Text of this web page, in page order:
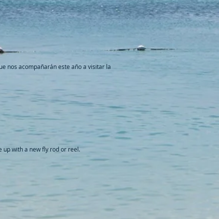
nos acompañarán este año a visitar la
up with a new fly rod or reel.